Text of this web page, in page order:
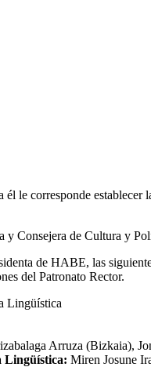
le corresponde
y Consejera de Cultura y
de HABE, las
del Patronato Rector.
Lingüística
Arruza (Bizkaia),
Lingüística: Miren Josune